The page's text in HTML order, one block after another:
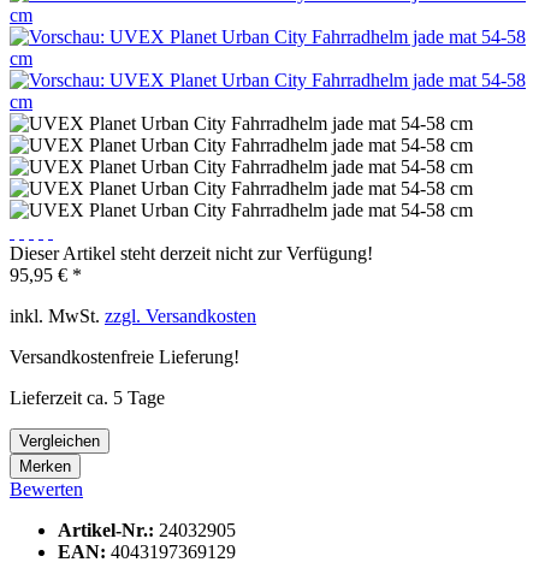
Dieser Artikel steht derzeit nicht zur Verfügung!
95,95 € *
inkl. MwSt. zzgl. Versandkosten
Versandkostenfreie Lieferung!
Lieferzeit ca. 5 Tage
Vergleichen
Merken
Bewerten
Artikel-Nr.: 24032905
EAN: 4043197369129